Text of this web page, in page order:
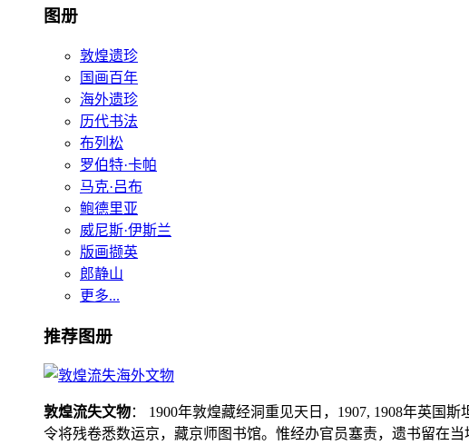
图册
敦煌遗珍
国画百年
海外遗珍
历代书法
布列松
罗伯特·卡帕
马克·吕布
鲍德里亚
威尼斯·伊斯兰
版画撷英
郎静山
更多...
推荐图册
敦煌流失文物： 1900年敦煌藏经洞重见天日，1907, 1908年英国
令将残卷悉数运京，藏京师图书馆。惟经办官员塞责，遗书留在当